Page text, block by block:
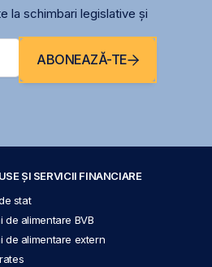
la schimbari legislative și
ABONEAZĂ-TE
ȘI SERVICII FINANCIARE
stat
de alimentare BVB
de alimentare extern